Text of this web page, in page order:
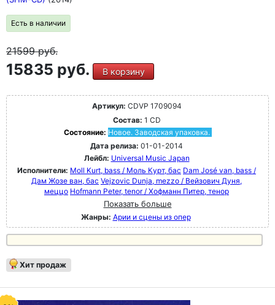
Есть в наличии
21599руб.
15835 руб. В корзину
Артикул: CDVP 1709094
Состав: 1 CD
Состояние: Новое. Заводская упаковка.
Дата релиза: 01-01-2014
Лейбл: Universal Music Japan
Исполнители: Moll Kurt, bass / Моль Курт, бас Dam José van, bass /
Дам Жозе ван, бас Vejzovic Dunja, mezzo / Вейзович Дуня,
меццо Hofmann Peter, tenor / Хофманн Питер, тенор
Показать больше
Жанры: Арии и сцены из опер
Хит продаж